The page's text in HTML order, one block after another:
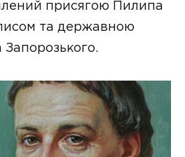
присягою Пилипа
та державною
Запорозького.